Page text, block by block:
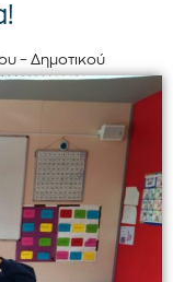
– Δημοτικού